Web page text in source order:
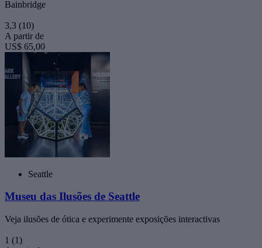
Bainbridge
3,3 (10)
A partir de
US$ 65,00
Seattle
Museu das Ilusões de Seattle
Veja ilusões de ótica e experimente exposições interactivas
1 (1)